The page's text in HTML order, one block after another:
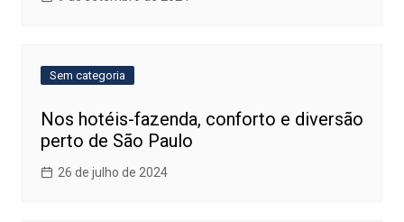
Sem categoria
Nos hotéis-fazenda, conforto e diversão
perto de São Paulo
26 de julho de 2024